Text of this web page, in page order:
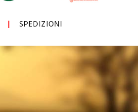
SPEDIZIONI